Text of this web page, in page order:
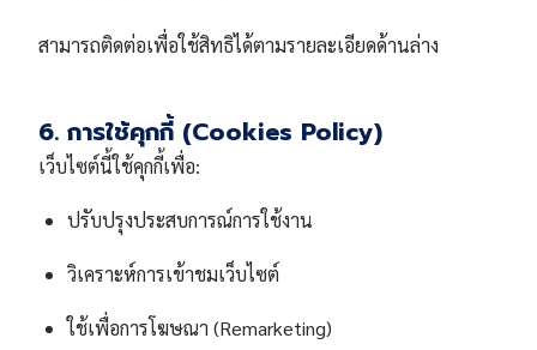
สามารถติดต่อเพื่อใช้สิทธิได้ตามรายละเอียดด้านล่าง
6. การใช้คุกกี้ (Cookies Policy)
เว็บไซต์นี้ใช้คุกกี้เพื่อ:
ปรับปรุงประสบการณ์การใช้งาน
วิเคราะห์การเข้าชมเว็บไซต์
ใช้เพื่อการโฆษณา (Remarketing)